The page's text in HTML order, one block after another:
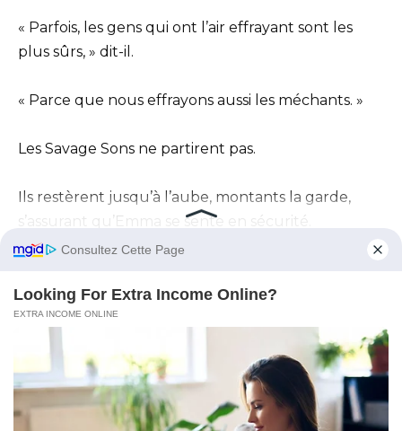
« Parfois, les gens qui ont l’air effrayant sont les
plus sûrs, » dit-il.
« Parce que nous effrayons aussi les méchants. »
Les Savage Sons ne partirent pas.
Ils restèrent jusqu’à l’aube, montants la garde,
s’assurant qu’Emma se sente en sécurité.
apprit l’étendue totale de ce qui se passait.
« J’ai échoué avec mon bébé. »